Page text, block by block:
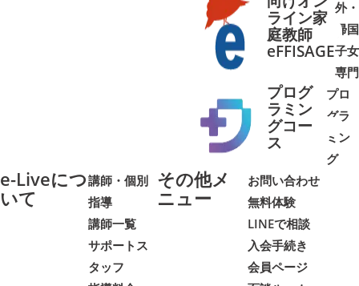
ライン家
庭教師
eFFISAGE
外・
帰国
子女
専門
➜➜
プログ
ラミン
グコー
ス
プロ
グラ
ミン
グ
➜➜
e-Liveにつ
いて
講師・個別
指導
講師一覧
サポートス
タッフ
その他メ
ニュー
お問い合わせ
無料体験
LINEで相談
入会手続き
会員ページ